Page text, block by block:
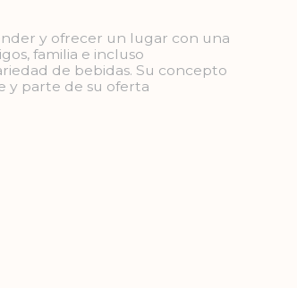
y ofrecer un lugar con una
familia e incluso
de bebidas. Su concepto
y parte de su oferta